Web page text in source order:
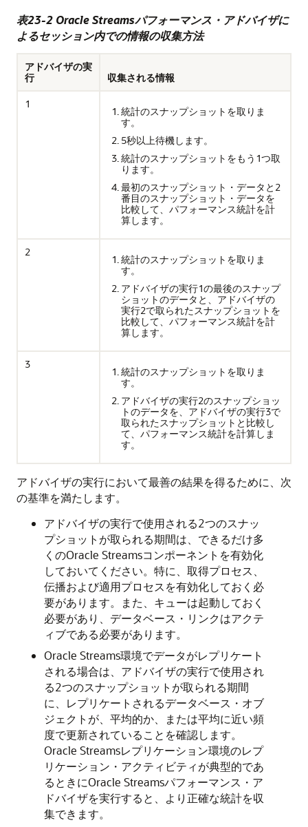
表23-2 Oracle Streamsパフォーマンス・アドバイザに
よるセッション内での情報の収集方法
アドバイザの実
行
収集される情報
1
統計のスナップショットを取りま
す。
5秒以上待機します。
統計のスナップショットをもう1つ取
ります。
最初のスナップショット・データと2
番目のスナップショット・データを
比較して、パフォーマンス統計を計
算します。
2
統計のスナップショットを取りま
す。
アドバイザの実行1の最後のスナップ
ショットのデータと、アドバイザの
実行2で取られたスナップショットを
比較して、パフォーマンス統計を計
算します。
3
統計のスナップショットを取りま
す。
アドバイザの実行2のスナップショッ
トのデータを、アドバイザの実行3で
取られたスナップショットと比較し
て、パフォーマンス統計を計算しま
す。
アドバイザの実行において最善の結果を得るために、次
の基準を満たします。
アドバイザの実行で使用される2つのスナッ
プショットが取られる期間は、できるだけ多
くのOracle Streamsコンポーネントを有効化
しておいてください。特に、取得プロセス、
伝播および適用プロセスを有効化しておく必
要があります。また、キューは起動しておく
必要があり、データベース・リンクはアクテ
ィブである必要があります。
Oracle Streams環境でデータがレプリケート
される場合は、アドバイザの実行で使用され
る2つのスナップショットが取られる期間
に、レプリケートされるデータベース・オブ
ジェクトが、平均的か、または平均に近い頻
度で更新されていることを確認します。
Oracle Streamsレプリケーション環境のレプ
リケーション・アクティビティが典型的であ
るときにOracle Streamsパフォーマンス・ア
ドバイザを実行すると、より正確な統計を収
集できます。